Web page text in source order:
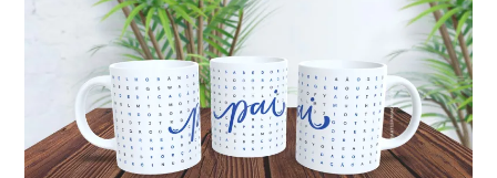
OPÇÃO
DE
FOTO
–
Dos
Pais